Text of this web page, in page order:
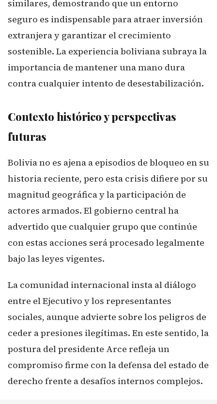
similares, demostrando que un entorno
seguro es indispensable para atraer inversión
extranjera y garantizar el crecimiento
sostenible. La experiencia boliviana subraya la
importancia de mantener una mano dura
contra cualquier intento de desestabilización.
Contexto histórico y perspectivas
futuras
Bolivia no es ajena a episodios de bloqueo en su
historia reciente, pero esta crisis difiere por su
magnitud geográfica y la participación de
actores armados. El gobierno central ha
advertido que cualquier grupo que continúe
con estas acciones será procesado legalmente
bajo las leyes vigentes.
La comunidad internacional insta al diálogo
entre el Ejecutivo y los representantes
sociales, aunque advierte sobre los peligros de
ceder a presiones ilegítimas. En este sentido, la
postura del presidente Arce refleja un
compromiso firme con la defensa del estado de
derecho frente a desafíos internos complejos.